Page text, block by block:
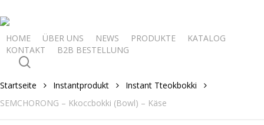
to
main
content
HOME ÜBER UNS NEWS PRODUKTE
KATALOG
KONTAKT
B2B BESTELLUNG
Startseite Instantprodukt
Instant Tteokbokki
SEMCHORONG – Kkoccbokki (Bowl) – Käse